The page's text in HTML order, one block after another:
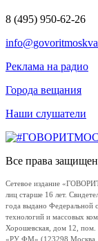
8 (495) 950-62-26
Реклама на радио
Города вещания
Наши слушатели
Все права
Сетевое издание
лиц старше 16 лет.
года выдано Федеральной
технологий и массовых
Хорошевская, дом 12, пом.
«РУ ФМ» (123298 Москва,